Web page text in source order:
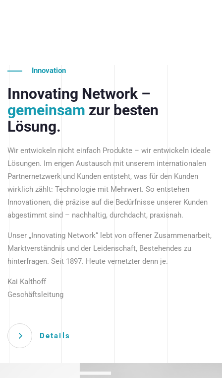
Innovation
Innovating Network –
gemeinsam zur besten
Lösung.
Wir entwickeln nicht einfach Produkte – wir entwickeln ideale
Lösungen. Im engen Austausch mit unserem internationalen
Partnernetzwerk und Kunden entsteht, was für den Kunden
wirklich zählt: Technologie mit Mehrwert. So entstehen
Innovationen, die präzise auf die Bedürfnisse unserer Kunden
abgestimmt sind – nachhaltig, durchdacht, praxisnah.
Unser „Innovating Network“ lebt von offener Zusammenarbeit,
Marktverständnis und der Leidenschaft, Bestehendes zu
hinterfragen. Seit 1897. Heute vernetzter denn je.
Kai Kalthoff
Geschäftsleitung
Details